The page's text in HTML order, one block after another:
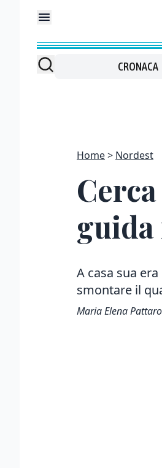
CRONACA
Home Nordest
A casa sua
smontare il
Maria Elena Pattaro